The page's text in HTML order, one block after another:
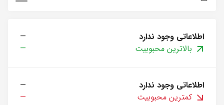
اطلاعاتی وجود ندارد
—
بالاترین محبوبیت
—
اطلاعاتی وجود ندارد
—
کمترین محبوبیت
—